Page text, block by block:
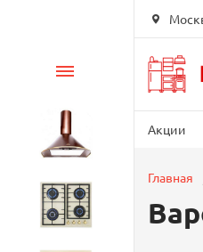
Акции
Каталог
Вытяжки
Варочные
Главная